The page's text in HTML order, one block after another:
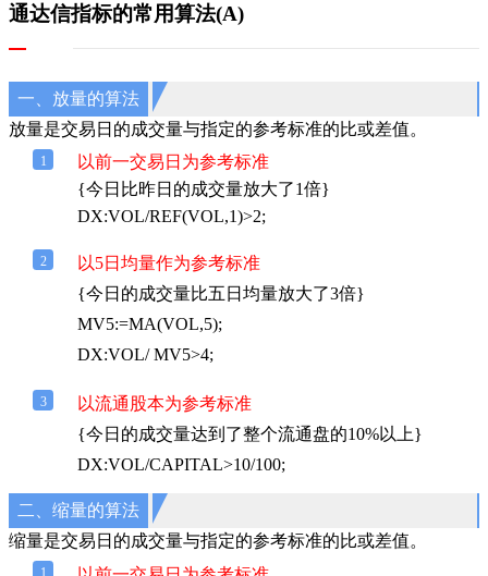
通达信指标的常用算法(A)
一、放量的算法
放量是交易日的成交量与指定的参考标准的比或差值。
1
以前一交易日为参考标准
{今日比昨日的成交量放大了1倍}
DX:VOL/REF(VOL,1)>2;
2
以5日均量作为参考标准
{今日的成交量比五日均量放大了3倍}
MV5:=MA(VOL,5);
DX:VOL/ MV5>4;
3
以流通股本为参考标准
{今日的成交量达到了整个流通盘的10%以上}
DX:VOL/CAPITAL>10/100;
二、缩量的算法
缩量是交易日的成交量与指定的参考标准的比或差值。
1